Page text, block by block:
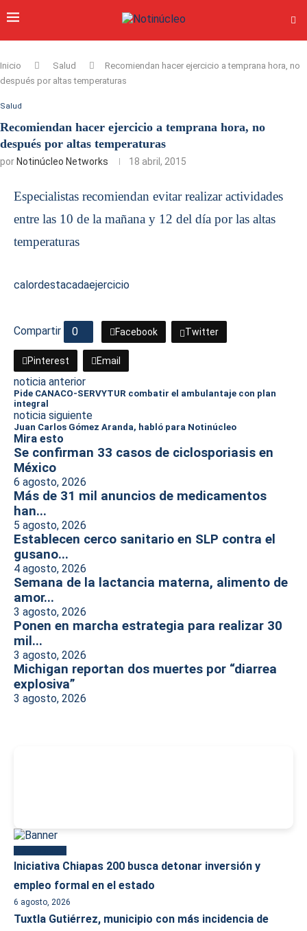
Inicio Salud
Recomiendan hacer ejercicio a temprana hora, no
después por altas temperaturas
Salud
Recomiendan hacer ejercicio a temprana hora, no
después por altas temperaturas
por Notinúcleo Networks 18 abril, 2015
Especialistas recomiendan evitar realizar actividades
entre las 10 de la mañana y 12 del día por las altas
temperaturas
calordestacadaejercicio
Compartir 0 Facebook Twitter
Pinterest Email
noticia anterior
Pide CANACO-SERVYTUR combatir el ambulantaje con plan
integral
noticia siguiente
Juan Carlos Gómez Aranda, habló para Notinúcleo
Mira esto
Se confirman 33 casos de ciclosporiasis en
México
6 agosto, 2026
Más de 31 mil anuncios de medicamentos
han...
5 agosto, 2026
Establecen cerco sanitario en SLP contra el
gusano...
4 agosto, 2026
Semana de la lactancia materna, alimento de
amor...
3 agosto, 2026
Ponen en marcha estrategia para realizar 30
mil...
3 agosto, 2026
Michigan reportan dos muertes por “diarrea
explosiva”
3 agosto, 2026
Iniciativa Chiapas 200 busca detonar inversión y
empleo formal en el estado
6 agosto, 2026
Tuxtla Gutiérrez, municipio con más incidencia de